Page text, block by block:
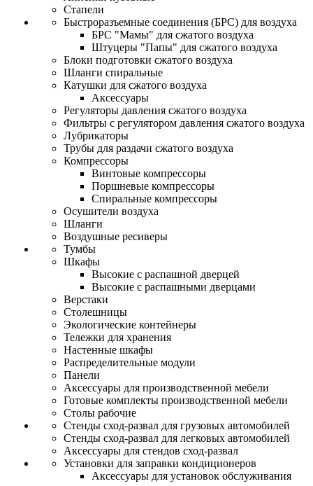
Стапели
Быстроразъемные соединения (БРС) для воздуха
БРС "Мамы" для сжатого воздуха
Штуцеры "Папы" для сжатого воздуха
Блоки подготовки сжатого воздуха
Шланги спиральные
Катушки для сжатого воздуха
Аксессуары
Регуляторы давления сжатого воздуха
Фильтры с регулятором давления сжатого воздуха
Лубрикаторы
Трубы для раздачи сжатого воздуха
Компрессоры
Винтовые компрессоры
Поршневые компрессоры
Спиральные компрессоры
Осушители воздуха
Шланги
Воздушные ресиверы
Тумбы
Шкафы
Высокие с распашной дверцей
Высокие с распашными дверцами
Верстаки
Столешницы
Экологические контейнеры
Тележки для хранения
Настенные шкафы
Распределительные модули
Панели
Аксессуары для производственной мебели
Готовые комплекты производственной мебели
Столы рабочие
Стенды сход-развал для грузовых автомобилей
Стенды сход-развал для легковых автомобилей
Аксессуары для стендов сход-развал
Установки для заправки кондиционеров
Аксессуары для установок обслуживания